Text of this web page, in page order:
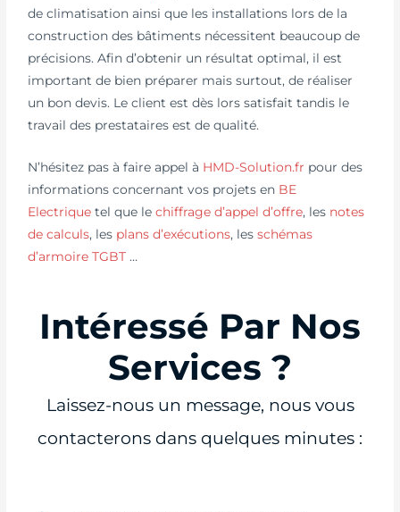
de climatisation ainsi que les installations lors de la
construction des bâtiments nécessitent beaucoup de
précisions. Afin d’obtenir un résultat optimal, il est
important de bien préparer mais surtout, de réaliser
un bon devis. Le client est dès lors satisfait tandis le
travail des prestataires est de qualité.
N’hésitez pas à faire appel à HMD-Solution.fr pour des
informations concernant vos projets en BE
Electrique tel que lechiffrage d’appel d’offre, les notes
de calculs, les plans d’exécutions, lesschémas
d’armoire TGBT …
Intéressé Par Nos
Services ?
Laissez-nous un message, nous vous
contacterons dans quelques minutes :